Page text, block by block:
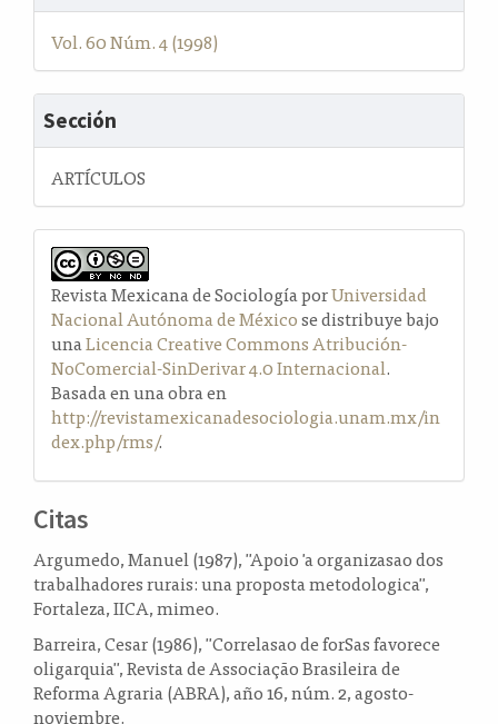
Vol. 60 Núm. 4 (1998)
Sección
ARTÍCULOS
Revista Mexicana de Sociología porUniversidad
Nacional Autónoma de Méxicose distribuye bajo
unaLicencia Creative Commons Atribución-
NoComercial-SinDerivar 4.0 Internacional.
Basada en una obra en
http://revistamexicanadesociologia.unam.mx/in
dex.php/rms/.
Citas
Argumedo, Manuel (1987), "Apoio 'a organizasao dos
trabalhadores rurais: una proposta metodologica",
Fortaleza, IICA, mimeo.
Barreira, Cesar (1986), "Correlasao de forSas favorece
oligarquia", Revista de Associação Brasileira de
Reforma Agraria (ABRA), año 16, núm. 2, agosto-
noviembre.